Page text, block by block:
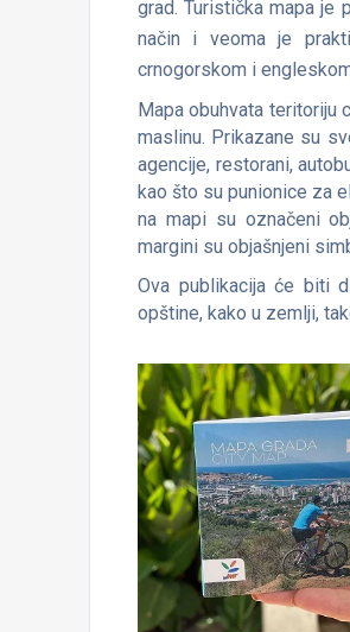
grad. Turistička mapa je
način i veoma je
crnogorskom i
Mapa obuhvata teritoriju
maslinu. Prikazane su
agencije, restorani,
kao što su punionice za
na mapi su označeni
margini su objašnjeni
Ova publikacija će biti
opštine, kako u zemlji,